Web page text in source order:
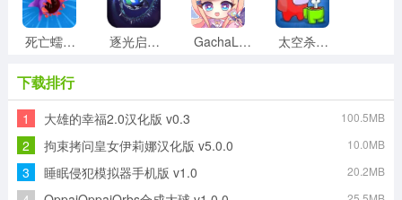
死亡蠕虫3D游戏官方最新版 逐光启航游戏最新版 GachaLife2手游直装版 太空杀单挑王最新版
班主任模拟器游戏绿色版 僵尸猎人像素生存安卓官方版
下载排行
1 大雄的幸福2.0汉化版 v0.3 100.5MB
2 拘束拷问皇女伊莉娜汉化版 v5.0.0 10.0MB
3 睡眠侵犯模拟器手机版 v1.0 20.2MB